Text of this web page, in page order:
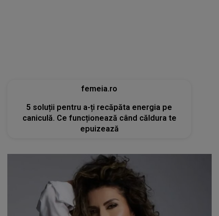
femeia.ro
5 soluții pentru a-ți recăpăta energia pe
caniculă. Ce funcționează când căldura te
epuizează